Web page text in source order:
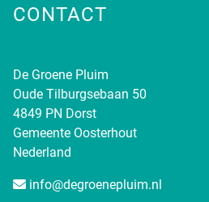
CONTACT
De Groene Pluim
Oude Tilburgsebaan 50
4849 PN Dorst
Gemeente Oosterhout
Nederland
info@degroenepluim.nl